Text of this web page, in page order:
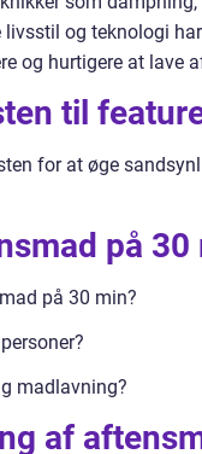
og teknologi
og hurtigere at lave
til
for at øge
på 30
på 30 min?
madlavning?
af